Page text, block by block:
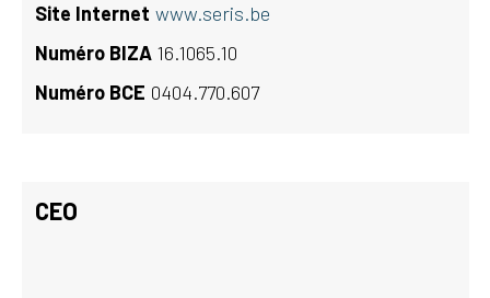
Site Internet www.seris.be
Numéro BIZA 16.1065.10
Numéro BCE 0404.770.607
CEO